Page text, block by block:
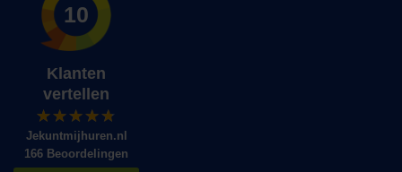
10
Klanten
vertellen
Jekuntmijhuren.nl
166 Beoordelingen